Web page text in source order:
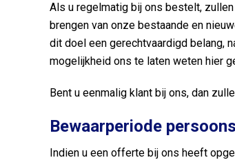
Als u regelmatig bij ons bestelt,
brengen van onze bestaande en
dit doel een gerechtvaardigd belang,
mogelijkheid ons te laten weten hier
Bent u eenmalig klant bij ons, dan
Bewaarperiode
Indien u een offerte bij ons heeft